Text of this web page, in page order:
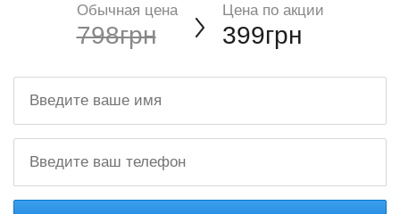
Обычная цена
798грн
Цена по акции
399грн